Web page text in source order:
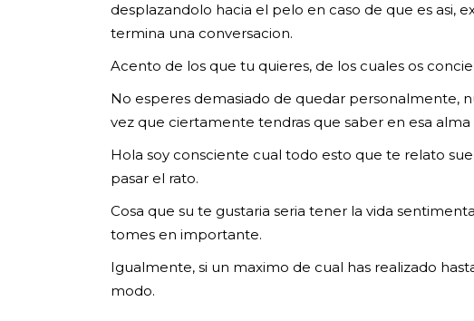
desplazandolo hacia el pelo en caso de que es asi,
termina una conversacion.
Acento de los que tu quieres, de los cuales os
No esperes demasiado de quedar personalmente,
vez que ciertamente tendras que saber en esa
Hola soy consciente cual todo esto que te relato
pasar el rato.
Cosa que su te gustaria seri­a tener la vida
tomes en importante.
Igualmente, si un maximo de cual has realizado
modo.